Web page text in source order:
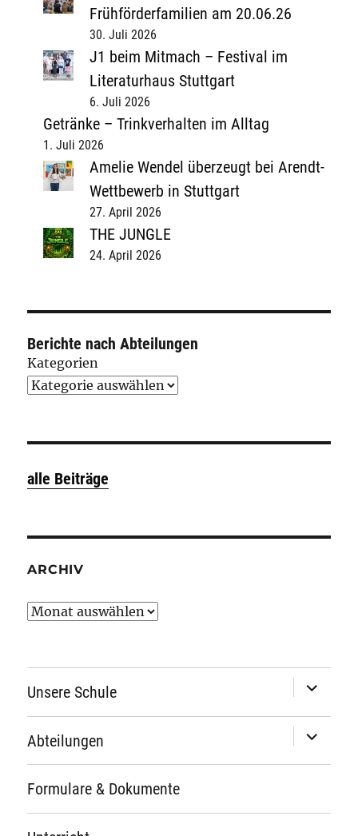
Frühförderfamilien am 20.06.26
30. Juli 2026
J1 beim Mitmach – Festival im
Literaturhaus Stuttgart
6. Juli 2026
Getränke – Trinkverhalten im Alltag
1. Juli 2026
Amelie Wendel überzeugt bei Arendt-
Wettbewerb in Stuttgart
27. April 2026
THE JUNGLE
24. April 2026
Berichte nach Abteilungen
Kategorien
alle Beiträge
ARCHIV
Archiv
Unsere Schule
öffnen
Abteilungen
öffnen
Formulare & Dokumente